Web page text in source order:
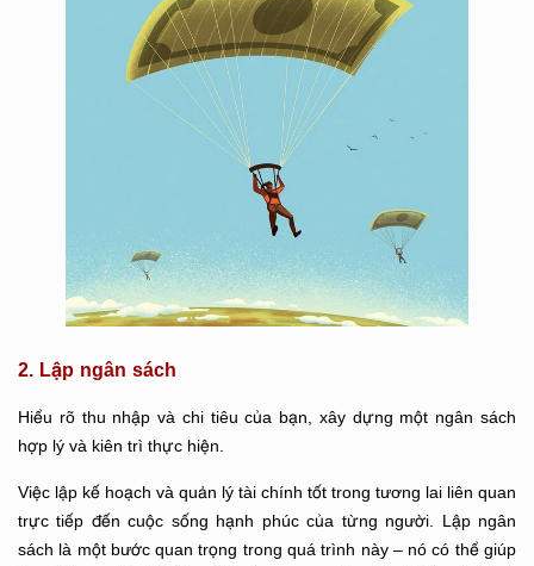
2. Lập ngân sách
Hiểu rõ thu nhập và chi tiêu của bạn, xây dựng một ngân sách
hợp lý và kiên trì thực hiện.
Việc lập kế hoạch và quản lý tài chính tốt trong tương lai liên quan
trực tiếp đến cuộc sống hạnh phúc của từng người. Lập ngân
sách là một bước quan trọng trong quá trình này – nó có thể giúp